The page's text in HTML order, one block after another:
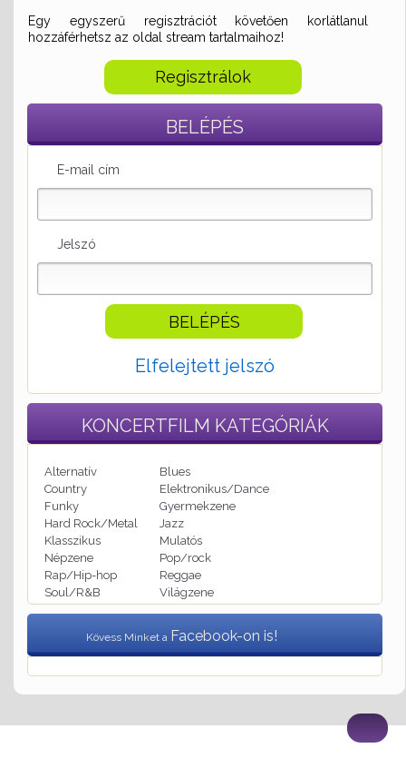
Egy egyszerű regisztrációt követően korlátlanul
hozzáférhetsz az oldal stream tartalmaihoz!
Regisztrálok
BELÉPÉS
E-mail cím
Jelszó
Elfelejtett jelszó
KONCERTFILM KATEGÓRIÁK
Alternatív
Blues
Country
Elektronikus/Dance
Funky
Gyermekzene
Hard Rock/Metal
Jazz
Klasszikus
Mulatós
Népzene
Pop/rock
Rap/Hip-hop
Reggae
Soul/R&B
Világzene
Kövess Minket a Facebook-on is!